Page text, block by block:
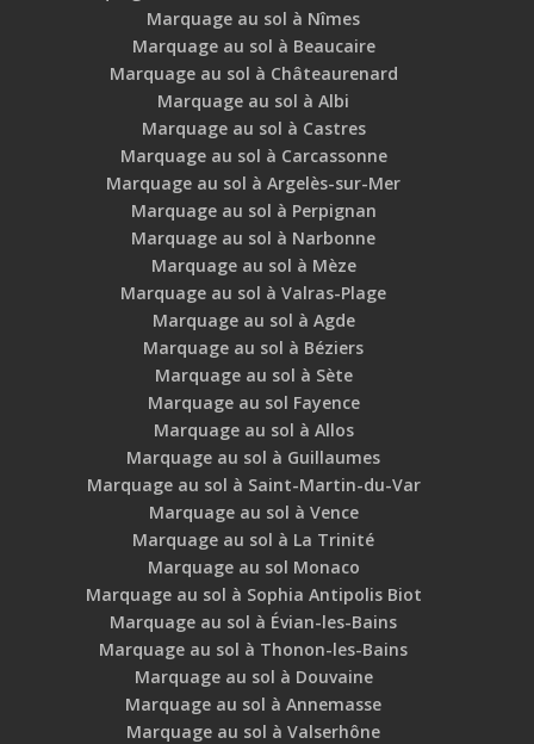
Marquage au sol à Nîmes
Marquage au sol à Beaucaire
Marquage au sol à Châteaurenard
Marquage au sol à Albi
Marquage au sol à Castres
Marquage au sol à Carcassonne
Marquage au sol à Argelès-sur-Mer
Marquage au sol à Perpignan
Marquage au sol à Narbonne
Marquage au sol à Mèze
Marquage au sol à Valras-Plage
Marquage au sol à Agde
Marquage au sol à Béziers
Marquage au sol à Sète
Marquage au sol Fayence
Marquage au sol à Allos
Marquage au sol à Guillaumes
Marquage au sol à Saint-Martin-du-Var
Marquage au sol à Vence
Marquage au sol à La Trinité
Marquage au sol Monaco
Marquage au sol à Sophia Antipolis Biot
Marquage au sol à Évian-les-Bains
Marquage au sol à Thonon-les-Bains
Marquage au sol à Douvaine
Marquage au sol à Annemasse
Marquage au sol à Valserhône